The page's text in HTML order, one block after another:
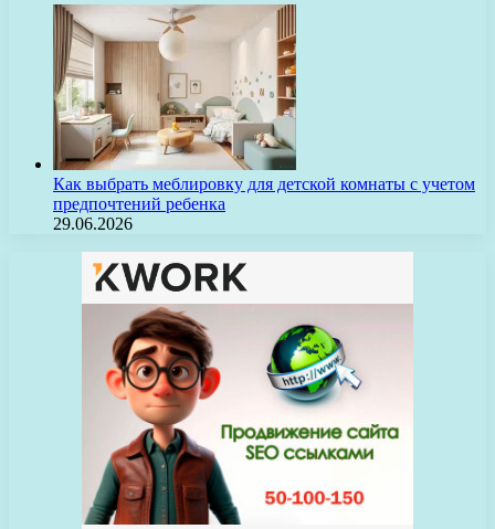
Как выбрать меблировку для детской комнаты с учетом
предпочтений ребенка
29.06.2026